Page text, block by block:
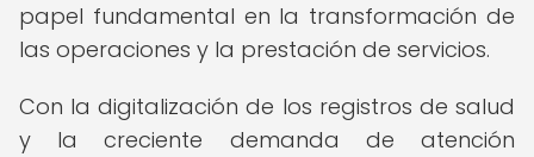
papel fundamental en la transformación de
las operaciones y la prestación de servicios.
Con la digitalización de los registros de salud
y la creciente demanda de atención